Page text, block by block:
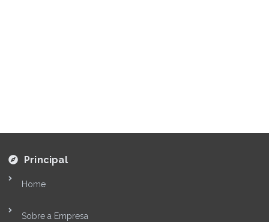
Principal
Home
Sobre a Empresa